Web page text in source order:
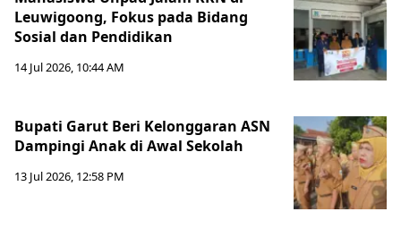
Leuwigoong, Fokus pada Bidang
Sosial dan Pendidikan
14 Jul 2026, 10:44 AM
Bupati Garut Beri Kelonggaran ASN
Dampingi Anak di Awal Sekolah
13 Jul 2026, 12:58 PM